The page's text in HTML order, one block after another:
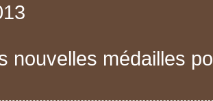
nouvelles médailles